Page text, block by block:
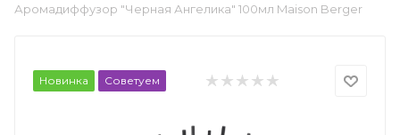
Аромадиффузор "Черная Ангелика" 100мл Maison Berger
Новинка Советуем